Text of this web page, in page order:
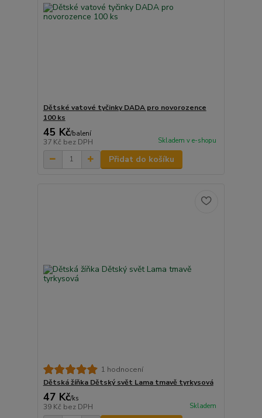
Dětské vatové tyčinky DADA pro novorozence
100 ks
45 Kč/balení
37 Kč bez DPH Skladem v e-shopu
Přidat do košíku
1 hodnocení
Dětská žíňka Dětský svět Lama tmavě tyrkysová
47 Kč/ks
39 Kč bez DPH Skladem